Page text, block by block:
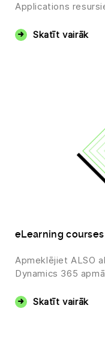
Applications
Skatīt vairāk
eLearning courses
Apmeklējiet ALSO
Dynamics 365
Skatīt vairāk